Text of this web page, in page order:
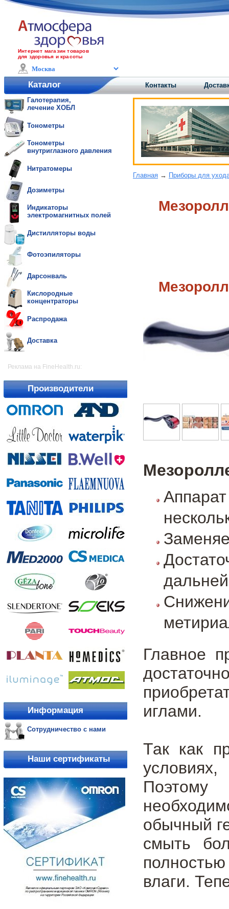
Интернет магазин товаров
для здоровья и красоты
Каталог Контакты
Галотерапия,
лечение ХОБЛ
Тонометры
Тонометры
внутриглазного давления
Нитратомеры
Дозиметры
Индикаторы
электромагнитных полей
Дистилляторы воды
Фотоэпиляторы
Дарсонваль
Кислородные
концентраторы
Распродажа
Доставка
Реклама на FineHealth.ru:
Производители
Информация
Сотрудничество с нами
Наши сертификаты
Главная → Приборы для
Главное
иглами.
Так как
Поэтому
обычный
смыть
влаги.